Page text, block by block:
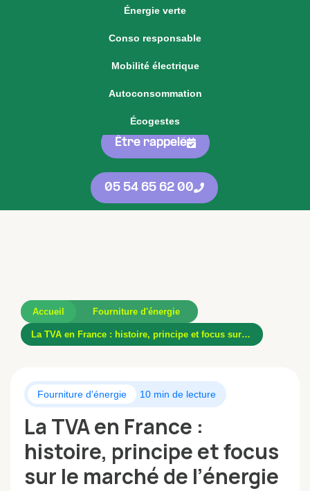
Énergie verte
Conso responsable
Mobilité électrique
Autoconsommation
Écogestes
Voir notre offre d'énergie fixe
05 54 65 62 00
Être rappelé
05 54 65 62 00
Accueil Fourniture d'énergie
La TVA en France : histoire, principe et focus sur le marché de l’énergie
Fourniture d'énergie 10 min de lecture
La TVA en France :
histoire, principe et focus
sur le marché de l’énergie